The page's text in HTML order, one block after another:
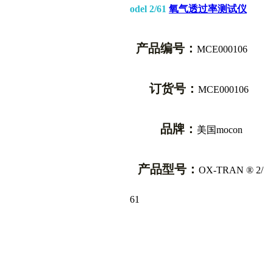
odel 2/61 氧气透过率测试仪
产品编号： MCE000106
订货号： MCE000106
品牌： 美国mocon
产品型号： OX-TRAN ® 2/
61